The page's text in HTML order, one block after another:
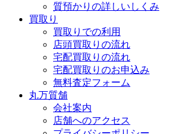
質預かりの詳しいしくみ
買取り
買取りでの利用
店頭買取りの流れ
宅配買取りの流れ
宅配買取りのお申込み
無料査定フォーム
丸万質舗
会社案内
店舗へのアクセス